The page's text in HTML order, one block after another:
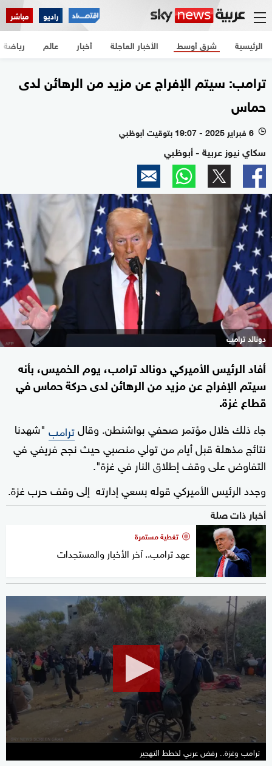
راديو مباشر
الرئيسية الأخبار العاجلة أخبار شرق أوسط عالم رياضة
ترامب: سيتم الإفراج عن مزيد من الرهائن لدى
حماس
l 6 فبراير 2025 - 19:07 بتوقيت أبوظبي
سكاي نيوز عربية - أبوظبي
دونالد ترامب
أفاد الرئيس الأميركي دونالد ترامب، يوم الخميس، بأنه
سيتم الإفراج عن مزيد من الرهائن لدى حركة حماس في
قطاع غزة.
جاء ذلك خلال مؤتمر صحفي بواشنطن. وقالترامب "شهدنا
نتائج مذهلة قبل أيام من تولي منصبي حيث نجح فريفي في
التفاوض على وقف إطلاق النار في غزة".
وجدد الرئيس الأميركي قوله بسعي إدارته إلى وقف حرب غزة.
أخبار ذات صلة
تغطية مستمرة
عهد ترامب.. آخر الأخبار والمستجدات
seconds
9
minutes,
38
seconds
ترامب وغزة.. رفض عربي لخطط التهجير